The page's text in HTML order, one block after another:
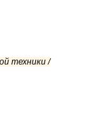
техники /